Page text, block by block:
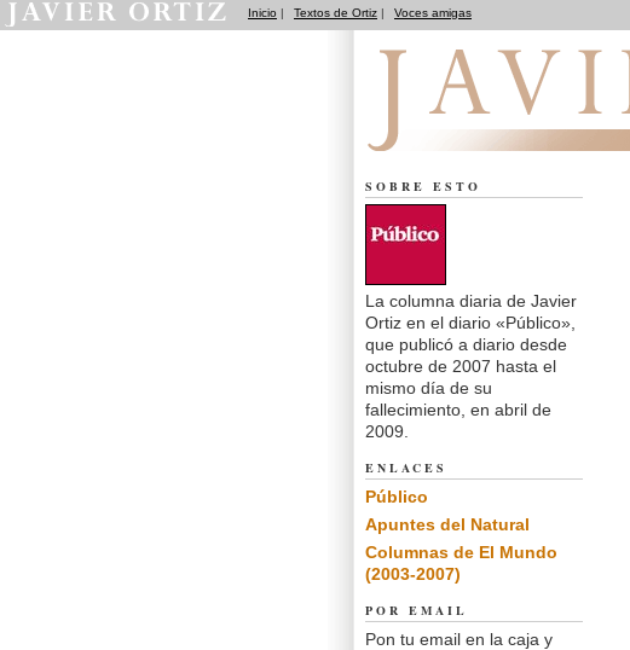
Inicio | Textos de Ortiz | Voces amigas
SOBRE ESTO
La columna diaria de Javier
Ortiz en el diario «Público»,
que publicó a diario desde
octubre de 2007 hasta el
mismo día de su
fallecimiento, en abril de
2009.
ENLACES
Público
Apuntes del Natural
Columnas de El Mundo
(2003-2007)
POR EMAIL
Pon tu email en la caja y